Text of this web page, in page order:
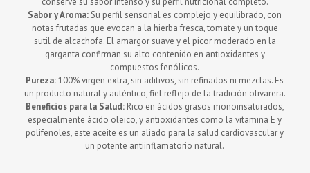
Sabor y Aroma:Su perfil sensorial es complejo y equilibrado, con
notas frutadas que evocan a la hierba fresca, tomate y un toque
sutil de alcachofa. El amargor suave y el picor moderado en la
garganta confirman su alto contenido en antioxidantes y
compuestos fenólicos.
Pureza:100% virgen extra, sin aditivos, sin refinados ni mezclas. Es
un producto natural y auténtico, fiel reflejo de la tradición olivarera.
Beneficios para la Salud:Rico en ácidos grasos monoinsaturados,
especialmente ácido oleico, y antioxidantes como la vitamina E y
polifenoles, este aceite es un aliado para la salud cardiovascular y
un potente antiinflamatorio natural.